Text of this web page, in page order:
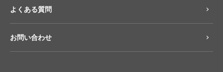
よくある質問
お問い合わせ